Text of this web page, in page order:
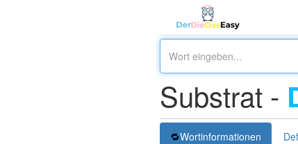
Substrat -
Wortinformationen